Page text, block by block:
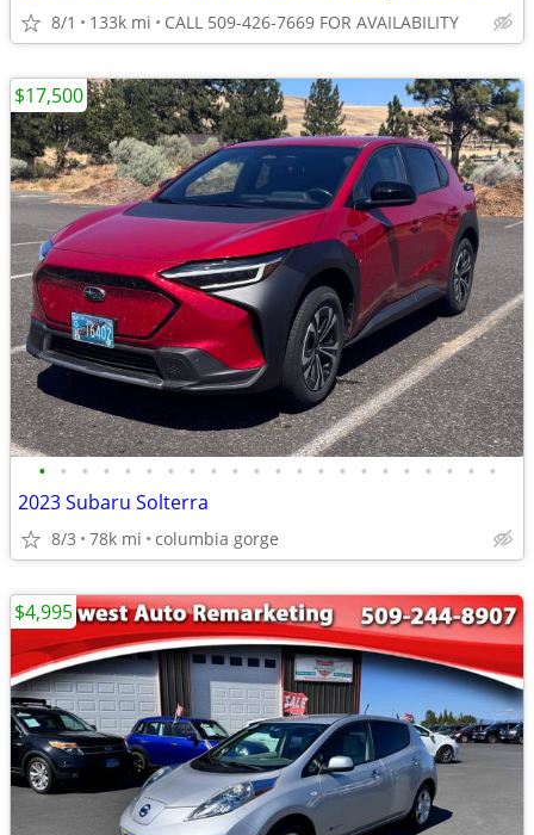
8/1 133k mi CALL 509-426-7669 FOR AVAILABILITY
• • • • • • • • • • • • • • • • • • • • • •
2023 Subaru Solterra
8/3 78k mi columbia gorge
$17,500
$4,995